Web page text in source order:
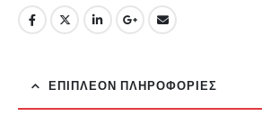
ΕΠΙΠΛΈΟΝ ΠΛΗΡΟΦΟΡΊΕΣ